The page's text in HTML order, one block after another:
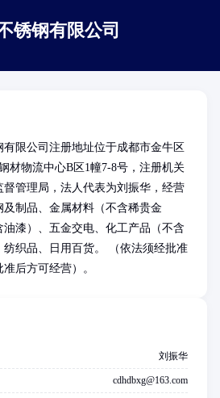
锈钢有限公司
限公司注册地址位于成都市金牛区
材物流中心B区1幢7-8号，注册机关
督管理局，法人代表为刘振华，经营
制品、金属材料（不含稀贵金
油漆）、五金交电、化工产品（不含
织品、日用百货。 （依法须经批准
后方可经营）。
刘振华
cdhdbxg@163.com